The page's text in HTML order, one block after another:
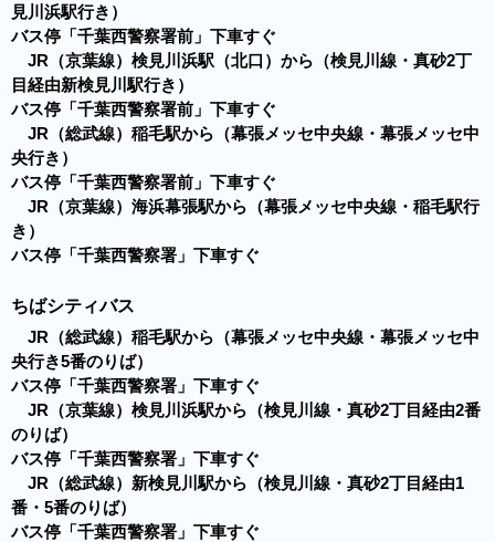
見川浜駅行き）
バス停「千葉西警察署前」下車すぐ
JR（京葉線）検見川浜駅（北口）から（検見川線・真砂2丁
目経由新検見川駅行き）
バス停「千葉西警察署前」下車すぐ
JR（総武線）稲毛駅から（幕張メッセ中央線・幕張メッセ中
央行き）
バス停「千葉西警察署前」下車すぐ
JR（京葉線）海浜幕張駅から（幕張メッセ中央線・稲毛駅行
き）
バス停「千葉西警察署」下車すぐ
ちばシティバス
JR（総武線）稲毛駅から（幕張メッセ中央線・幕張メッセ中
央行き5番のりば）
バス停「千葉西警察署」下車すぐ
JR（京葉線）検見川浜駅から（検見川線・真砂2丁目経由2番
のりば）
バス停「千葉西警察署」下車すぐ
JR（総武線）新検見川駅から（検見川線・真砂2丁目経由1
番・5番のりば）
バス停「千葉西警察署」下車すぐ